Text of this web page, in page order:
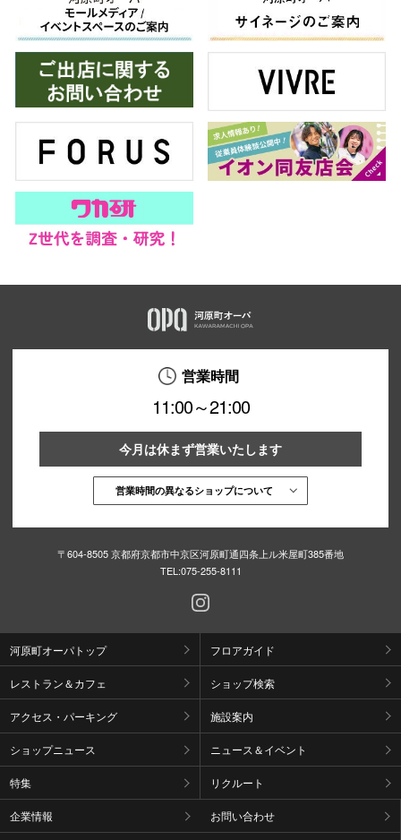
営業時間
11:00～21:00
今月は休まず営業いたします
営業時間の異なるショップについて
〒604-8505 京都府京都市中京区河原町通四条上ル米屋町385番地
TEL:075-255-8111
河原町オーパトップ フロアガイド
レストラン＆カフェ ショップ検索
アクセス・パーキング 施設案内
ショップニュース ニュース＆イベント
特集 リクルート
企業情報 お問い合わせ